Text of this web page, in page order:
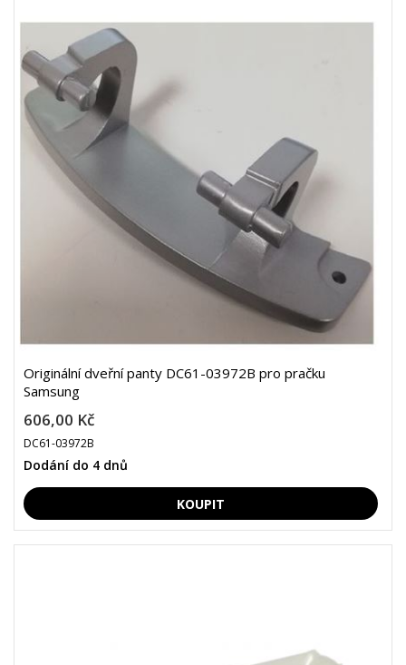
Originální dveřní panty DC61-03972B pro pračku
Samsung
606,00 Kč
DC61-03972B
Dodání do 4 dnů